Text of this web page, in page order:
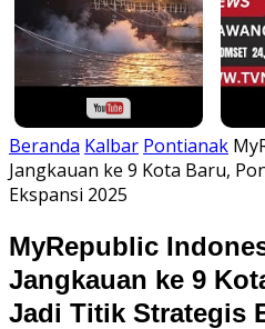
Beranda Kalbar Pontianak
Jangkauan ke 9 Kota Baru,
Ekspansi 2025
MyRepublic
Jangkauan ke 9
Jadi Titik Strategis